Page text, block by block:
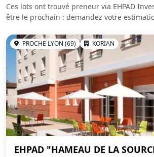
Ces lots ont trouvé preneur via EHPAD
être le prochain : demandez votre
PROCHE LYON (69) KORIAN
EHPAD "HAMEAU DE LA